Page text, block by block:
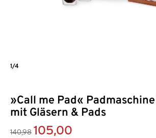
»Call me Pad«
mit Gläsern & Pads
140,98 105,00
1/4